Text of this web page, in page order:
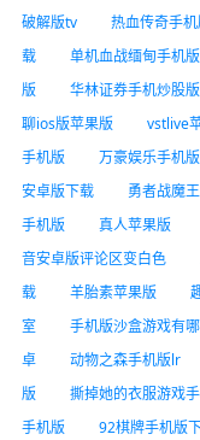
破解版tv
热血传奇手
载
单机血战缅甸手机版
版
华林证券手机炒股版
聊ios版苹果版
vstlive
手机版
万豪娱乐手机版
安卓版下载
勇者战魔
手机版
真人苹果版
音安卓版评论区变白色
载
羊胎素苹果版
室
手机版沙盒游戏有
卓
动物之森手机版lr
版
撕掉她的衣服游戏
手机版
92棋牌手机版